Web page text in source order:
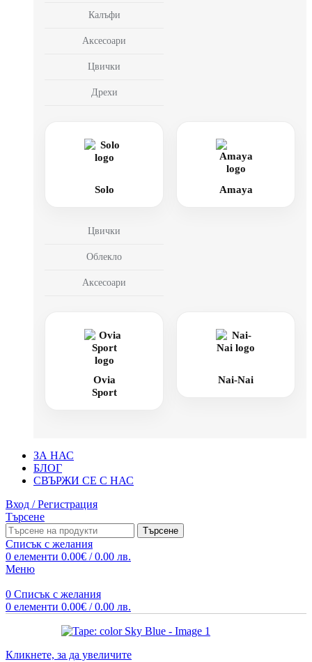
Калъфи
Аксесоари
Цвички
Дрехи
Solo
Цвички
Облекло
Аксесоари
Amaya
Ovia
Sport
Nai-Nai
ЗА НАС
БЛОГ
СВЪРЖИ СЕ С НАС
Вход / Регистрация
Търсене
Търсене
Списък с желания
0 елементи 0.00€ / 0.00 лв.
Меню
0 Списък с желания
0 елементи 0.00€ / 0.00 лв.
Кликнете, за да увеличите